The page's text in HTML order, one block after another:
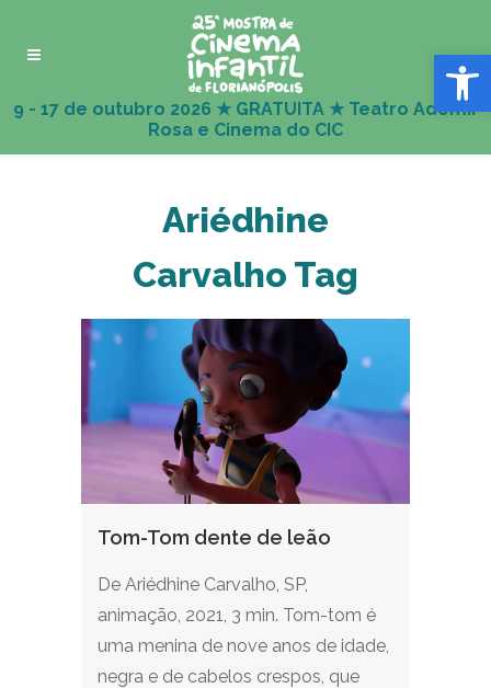
Abrir
Ariédhine
Carvalho Tag
Tom-Tom dente de leão
De Ariédhine Carvalho, SP,
animação, 2021, 3 min. Tom-tom é
uma menina de nove anos de idade,
negra e de cabelos crespos, que